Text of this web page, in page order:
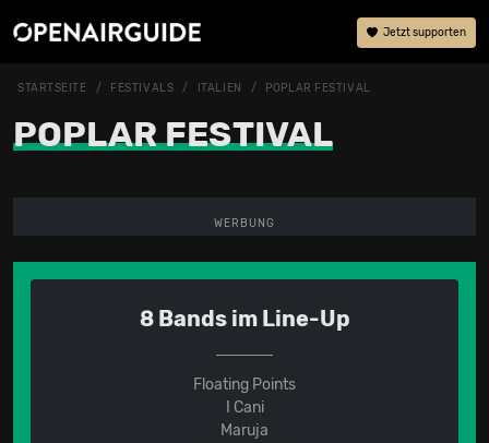
Jetzt supporten
STARTSEITE FESTIVALS ITALIEN POPLAR FESTIVAL
POPLAR FESTIVAL
WERBUNG
8 Bands im Line-Up
Floating Points
I Cani
Maruja